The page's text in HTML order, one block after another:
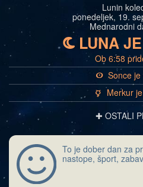
Lunin
ponedeljek, 19.
Mednarodni
b LUNA
Ob 6:58
a Sonce
c Merkur
✚ OSTALI
To je dober dan za
nastope, šport,